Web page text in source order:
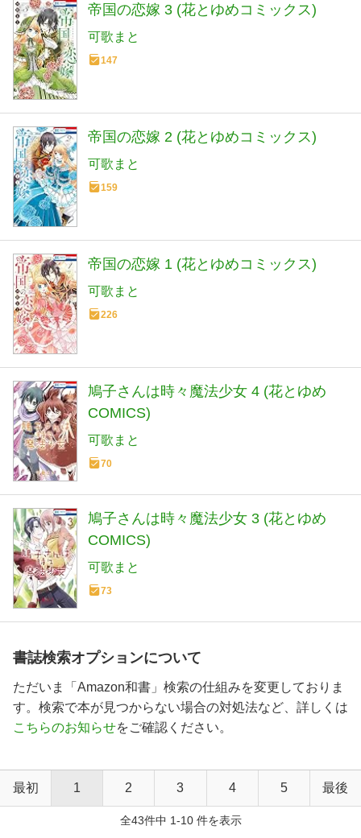
帝国の恋嫁 3 (花とゆめコミックス)
可歌まと
147
帝国の恋嫁 2 (花とゆめコミックス)
可歌まと
159
帝国の恋嫁 1 (花とゆめコミックス)
可歌まと
226
鳩子さんは時々魔法少女 4 (花とゆめ
COMICS)
可歌まと
70
鳩子さんは時々魔法少女 3 (花とゆめ
COMICS)
可歌まと
73
書誌検索オプションについて
ただいま「Amazon和書」検索の仕組みを変更しておりま
す。検索で本が見つからない場合の対処法など、詳しくは
こちらのお知らせをご確認ください。
最初 1 2 3 4 5 最後
全43件中 1-10 件を表示